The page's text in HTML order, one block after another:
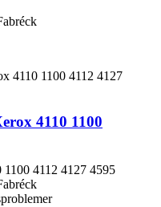
4110 1100
4112 4127 4595